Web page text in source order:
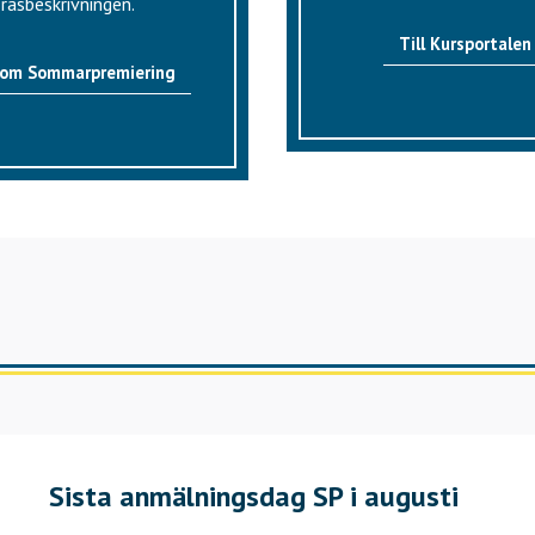
Sommarpremiering
Till Kursportalen
Sista anmälningsdag SP i augusti